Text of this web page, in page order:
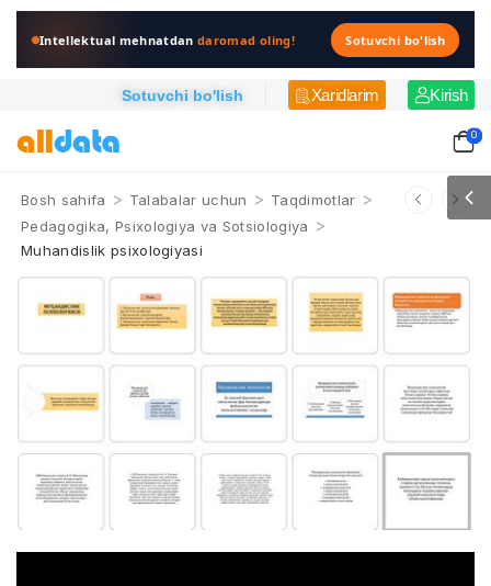
Intellektual mehnatdandaromad oling! Sotuvchi bo'lish
Sotuvchi bo'lish Xaridlarim Kirish
0
Bosh sahifa > Talabalar uchun > Taqdimotlar >
Pedagogika, Psixologiya va Sotsiologiya >
Muhandislik psixologiyasi